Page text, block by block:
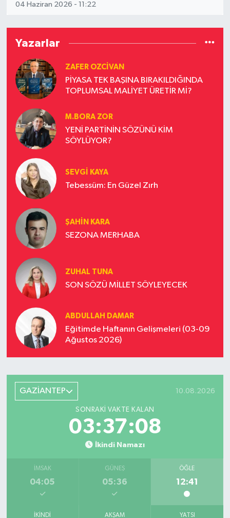
04 Haziran 2026 - 11:22
Yazarlar
ZAFER OZCIVAN
PİYASA TEK BAŞINA BIRAKILDIĞINDA
TOPLUMSAL MALİYET ÜRETİR Mİ?
M.BORA ZOR
YENİ PARTİNİN SÖZÜNÜ KİM
SÖYLÜYOR?
SEVGI KAYA
Tebessüm: En Güzel Zırh
ŞAHIN KARA
SEZONA MERHABA
ZUHAL TUNA
SON SÖZÜ MİLLET SÖYLEYECEK
ABDULLAH DAMAR
Eğitimde Haftanın Gelişmeleri (03-09
Ağustos 2026)
GAZİANTEP 10.08.2026
SONRAKI VAKTE KALAN
03:37:08
İkindi Namazı
İMSAK
04:05
GÜNEŞ
05:36
ÖĞLE
12:41
İKINDI AKŞAM YATSI